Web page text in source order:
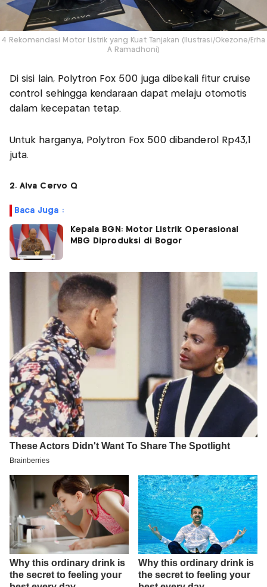
4 Rekomendasi Motor Listrik yang Kuat Tanjakan (Ilustrasi/Okezone/Erha
A Ramadhoni)
Di sisi lain, Polytron Fox 500 juga dibekali fitur cruise
control sehingga kendaraan dapat melaju otomotis
dalam kecepatan tetap.
Untuk harganya, Polytron Fox 500 dibanderol Rp43,1
juta.
2. Alva Cervo Q
Baca Juga :
Kepala BGN: Motor Listrik Operasional
MBG Diproduksi di Bogor